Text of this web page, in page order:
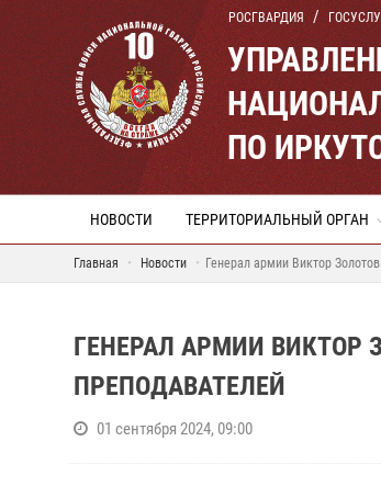
РОСГВАРДИЯ
ПО
НОВОСТИ ТЕРРИТОРИАЛЬНЫЙ ОРГАН
Главная Новости Генерал армии Виктор
ГЕНЕРАЛ АРМИИ ВИКТОР
ПРЕПОДАВАТЕЛЕЙ
01 сентября 2024, 09:00